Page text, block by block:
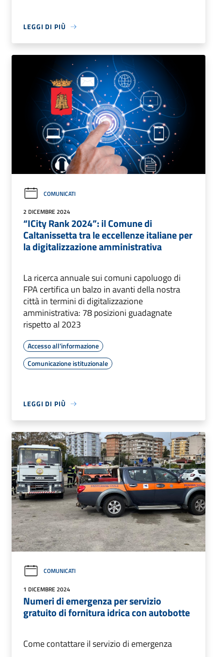
LEGGI DI PIÙ
COMUNICATI
2 DICEMBRE 2024
“ICity Rank 2024”: il Comune di
Caltanissetta tra le eccellenze italiane per
la digitalizzazione amministrativa
La ricerca annuale sui comuni capoluogo di
FPA certifica un balzo in avanti della nostra
città in termini di digitalizzazione
amministrativa: 78 posizioni guadagnate
rispetto al 2023
Accesso all'informazione
Comunicazione istituzionale
LEGGI DI PIÙ
COMUNICATI
1 DICEMBRE 2024
Numeri di emergenza per servizio
gratuito di fornitura idrica con autobotte
Come contattare il servizio di emergenza